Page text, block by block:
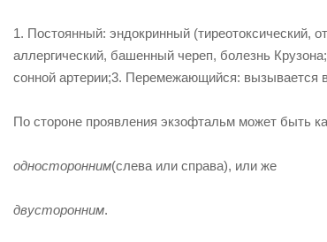
1. Постоянный: эндокринный (тиреотоксический,
аллергический, башенный череп, болезнь Крузона;
сонной артерии;3. Перемежающийся: вызывается
По стороне проявления экзофтальм может быть
односторонним(слева или справа), или же
двусторонним.